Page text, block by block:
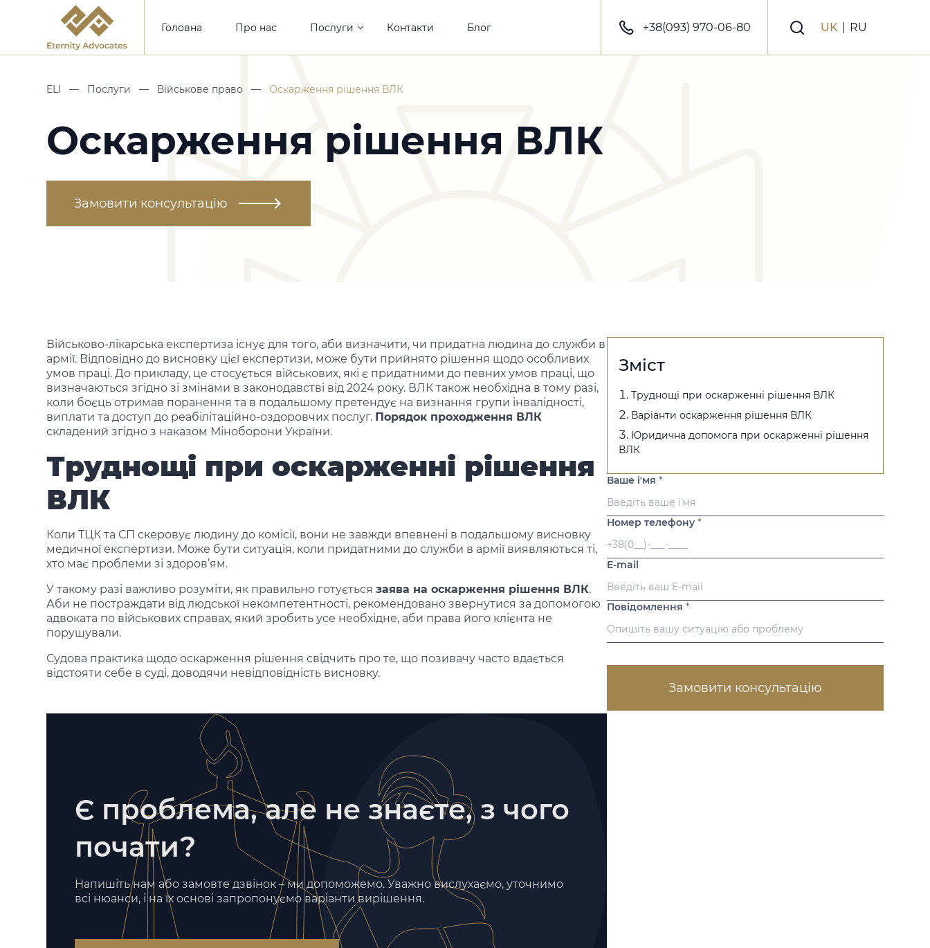
Головна Про нас Послуги Контакти Блог +38(093) 970-06-80 UK RU
ELI — Послуги — Військове право — Оскарження рішення ВЛК
Оскарження рішення ВЛК
Замовити консультацію
Військово-лікарська експертиза існує для того, аби визначити, чи придатна людина до служби в
армії. Відповідно до висновку цієї експертизи, може бути прийнято рішення щодо особливих
умов праці. До прикладу, це стосується військових, які є придатними до певних умов праці, що
визначаються згідно зі змінами в законодавстві від 2024 року. ВЛК також необхідна в тому разі,
коли боєць отримав поранення та в подальшому претендує на визнання групи інвалідності,
виплати та доступ до реабілітаційно-оздоровчих послуг. Порядок проходження ВЛК
складений згідно з наказом Міноборони України.
Труднощі при оскарженні рішення
ВЛК
Коли ТЦК та СП скеровує людину до комісії, вони не завжди впевнені в подальшому висновку
медичної експертизи. Може бути ситуація, коли придатними до служби в армії виявляються ті,
хто має проблеми зі здоров’ям.
У такому разі важливо розуміти, як правильно готуєтьсязаява на оскарження рішення ВЛК.
Аби не постраждати від людської некомпетентності, рекомендовано звернутися за допомогою
адвоката по військових справах, який зробить усе необхідне, аби права його клієнта не
порушували.
Судова практика щодо оскарження рішення свідчить про те, що позивачу часто вдається
відстояти себе в суді, доводячи невідповідність висновку.
Є проблема, але не знаєте, з чого
почати?
Напишіть нам або замовте дзвінок – ми допоможемо. Уважно вислухаємо, уточнимо
всі нюанси, і на їх основі запропонуємо варіанти вирішення.
Зміст
Труднощі при оскарженні рішення ВЛК
Варіанти оскарження рішення ВЛК
Юридична допомога при оскарженні рішення
ВЛК
Ваше іʼмя *
Номер телефону *
E-mail
Повідомлення *
Замовити консультацію